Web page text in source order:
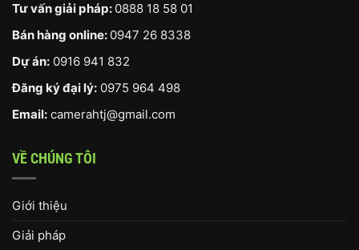
Tư vấn giải pháp: 0888 18 58 01
Bán hàng online: 0947 26 8338
Dự án: 0916 941 832
Đăng ký đại lý: 0975 964 498
Email: camerahtj@gmail.com
VỀ CHÚNG TÔI
Giới thiệu
Giải pháp